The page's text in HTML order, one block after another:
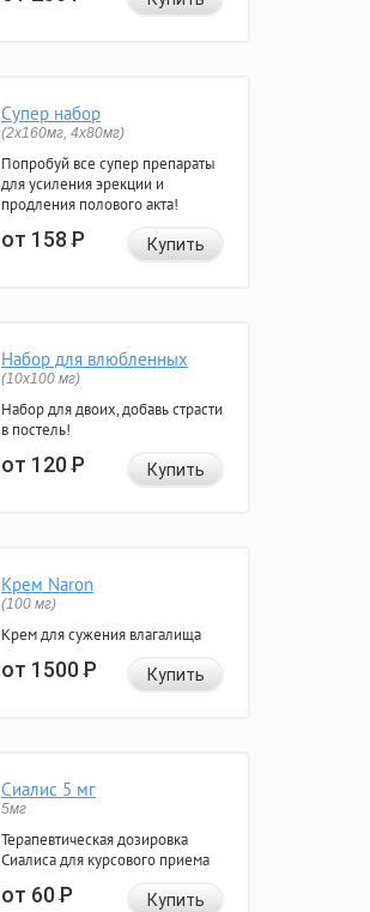
Супер набор
(2х160мг, 4х80мг)
Попробуй все супер препараты
для усиления эрекции и
продления полового акта!
от 158Р Купить
Набор для влюбленных
(10х100 мг)
Набор для двоих, добавь страсти
в постель!
от 120Р Купить
Крем Naron
(100 мг)
Крем для сужения влагалища
от 1500Р Купить
Сиалис 5 мг
5мг
Терапевтическая дозировка
Сиалиса для курсового приема
от 60Р Купить